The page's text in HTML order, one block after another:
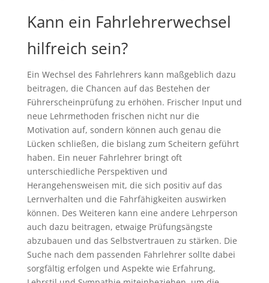
Kann ein Fahrlehrerwechsel
hilfreich sein?
Ein Wechsel des Fahrlehrers kann maßgeblich dazu
beitragen, die Chancen auf das Bestehen der
Führerscheinprüfung zu erhöhen. Frischer Input und
neue Lehrmethoden frischen nicht nur die
Motivation auf, sondern können auch genau die
Lücken schließen, die bislang zum Scheitern geführt
haben. Ein neuer Fahrlehrer bringt oft
unterschiedliche Perspektiven und
Herangehensweisen mit, die sich positiv auf das
Lernverhalten und die Fahrfähigkeiten auswirken
können. Des Weiteren kann eine andere Lehrperson
auch dazu beitragen, etwaige Prüfungsängste
abzubauen und das Selbstvertrauen zu stärken. Die
Suche nach dem passenden Fahrlehrer sollte dabei
sorgfältig erfolgen und Aspekte wie Erfahrung,